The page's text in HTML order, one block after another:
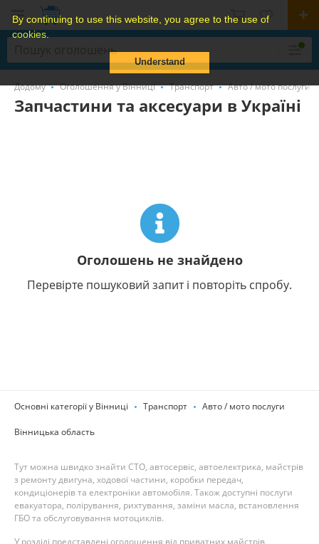
By continuing to use this website, you agree to the use of
cookies.
Understand
Додому Оголошення у Вінниці Транспорт Авто / мото послуги
Запчастини та аксесуари в Україні
Оголошень не знайдено
Перевірте пошуковий запит і повторіть спробу.
Основні категорії у Вінниці Транспорт Авто / мото послуги
Вінницька область
Тут можна швидко знайти СТО, автосервіс, автоелектрика, майстрів
з ремонту двигуна, ходової частини, коробки передач,
кондиціонерів та електроніки автомобіля. Також доступні послуги
евакуатора, полірування, рихтування, заміни масла, встановлення
ГБО та обслуговування мотоциклів.
У розділі представлені оголошення від приватних майстрів,